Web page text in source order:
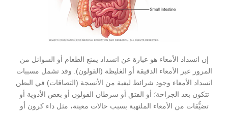
إن انسداد الأمعاء هو عبارة عن انسداد يمنع الطعام أو السوائل من
المرور عبر الأمعاء الدقيقة أو الغليظة (القولون). وقد تشمل مسببات
انسداد الأمعاء وجود شرائط ليفية من الأنسجة (التصاقات) في البطن
تتكون بعد الجراحة؛ أو الفتق أو سرطان القولون أو بعض الأدوية أو
تضيُّقات من الأمعاء الملتهبة بسبب حالات معينة، مثل داء كرون أو